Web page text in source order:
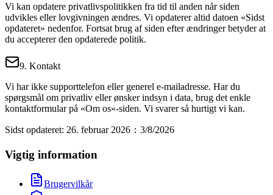
Vi kan opdatere privatlivspolitikken fra tid til anden når siden
udvikles eller lovgivningen ændres. Vi opdaterer altid datoen «Sidst
opdateret» nedenfor. Fortsat brug af siden efter ændringer betyder at
du accepterer den opdaterede politik.
9. Kontakt
Vi har ikke supporttelefon eller generel e-mailadresse. Har du
spørgsmål om privatliv eller ønsker indsyn i data, brug det enkle
kontaktformular på «Om os»-siden. Vi svarer så hurtigt vi kan.
Sidst opdateret: 26. februar 2026 ： 3/8/2026
Vigtig information
Brugervilkår